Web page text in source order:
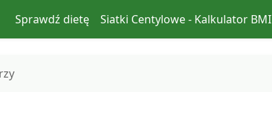
Sprawdź dietę Siatki Centylowe - Kalkulator BMI